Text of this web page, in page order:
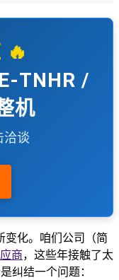
🔥
TNHR /
机
洽谈
变化。咱们公司（简
商，这些年接触了太
纠结一个问题：